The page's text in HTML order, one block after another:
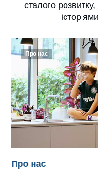
сталого
Про нас
Про нас